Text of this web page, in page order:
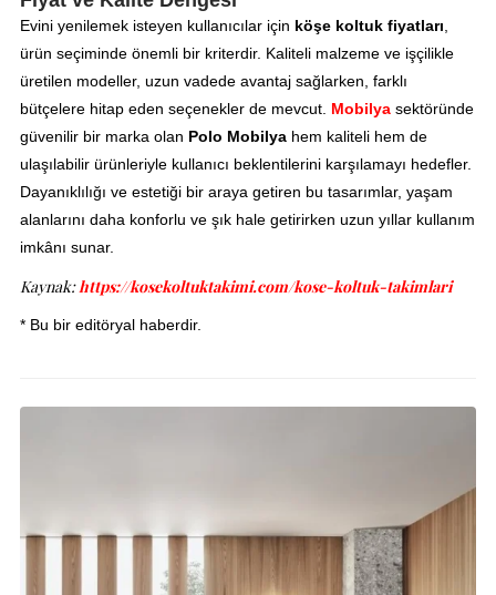
Evini yenilemek isteyen kullanıcılar için köşe koltuk fiyatları
ürün seçiminde önemli bir kriterdir. Kaliteli malzeme ve işçilikle
üretilen modeller, uzun vadede avantaj sağlarken, farklı
bütçelere hitap eden seçenekler de mevcut. Mobilyasektöründe
güvenilir bir marka olan Polo Mobilyahem kaliteli hem de
ulaşılabilir ürünleriyle kullanıcı beklentilerini karşılamayı hedefler.
Dayanıklılığı ve estetiği bir araya getiren bu tasarımlar, yaşam
alanlarını daha konforlu ve şık hale getirirken uzun yıllar kullanım
imkânı sunar.
Kaynak:https://kosekoltuktakimi.com/kose-koltuk-takimlari
* Bu bir editöryal haberdir.